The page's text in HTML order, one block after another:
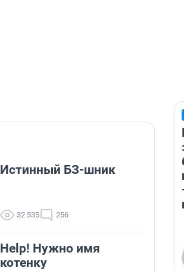
Истинный БЗ-шник
32 535 256
Help! Нужно имя
котенку